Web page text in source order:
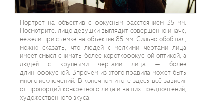
Портрет на объектив с фокусным расстоянием 35 мм.
Посмотрите: лицо девушки выглядит совершенно иначе,
нежели при съемке на объектив 85 мм. Сильно обобщая,
можно сказать, что людей с мелкими чертами лица
имеет смысл снимать более короткофокусной оптикой, а
людей с крупными чертами лица — более
длиннофокусной. Впрочем из этого правила может быть
много исключений. В конечном итоге здесь всё зависит
от пропорций конкретного лица и ваших предпочтений,
художественного вкуса.